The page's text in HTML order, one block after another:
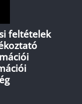
feltételek